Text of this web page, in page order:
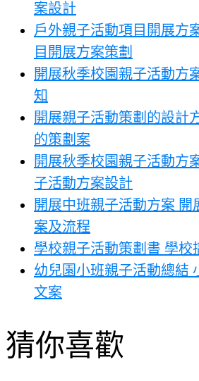
案設計
戶外親子活動項目開展方
目開展方案策劃
開展秋季校園親子活動方
知
開展親子活動策劃的設計
的策劃案
開展秋季校園親子活動方
子活動方案設計
開展中班親子活動方案 開
案及流程
學校親子活動策劃書 學校
幼兒園小班親子活動總結
文案
猜你喜歡